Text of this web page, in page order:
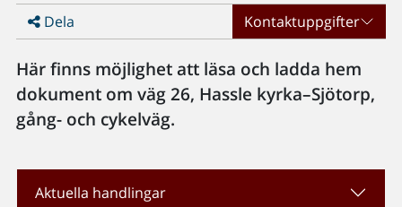
Dela Kontaktuppgifter
Här finns möjlighet att läsa och ladda hem
dokument om väg 26, Hassle kyrka–Sjötorp,
gång- och cykelväg.
Aktuella handlingar